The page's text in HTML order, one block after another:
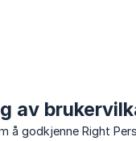
av
å godkjenne Right